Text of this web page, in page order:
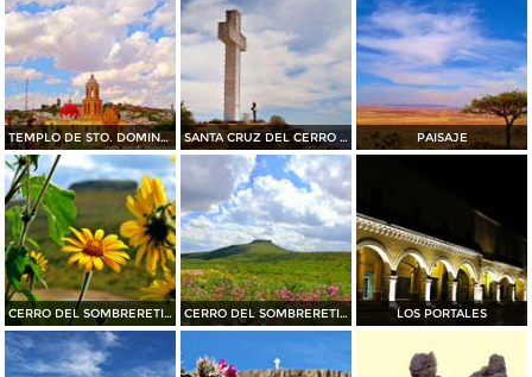
TEMPLO DE STO. DOMINGO. SANTA CRUZ DEL CERRO DEL SOMBRERETILLO PAISAJE
CERRO DEL SOMBRERETILLO CERRO DEL SOMBRERETILLO LOS PORTALES